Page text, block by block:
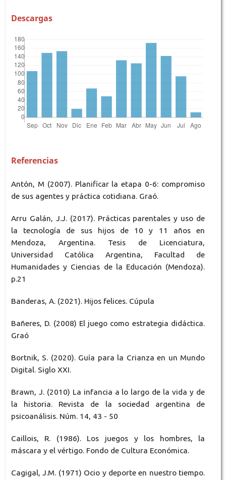
Descargas
Referencias
Antón, M (2007). Planificar la etapa 0-6: compromiso
de sus agentes y práctica cotidiana. Graó.
Arru Galán, J.J. (2017). Prácticas parentales y uso de
la tecnología de sus hijos de 10 y 11 años en
Mendoza, Argentina. Tesis de Licenciatura,
Universidad Católica Argentina, Facultad de
Humanidades y Ciencias de la Educación (Mendoza).
p.21
Banderas, A. (2021). Hijos felices. Cúpula
Bañeres, D. (2008) El juego como estrategia didáctica.
Graó
Bortnik, S. (2020). Guía para la Crianza en un Mundo
Digital. Siglo XXI.
Brawn, J. (2010) La infancia a lo largo de la vida y de
la historia. Revista de la sociedad argentina de
psicoanálisis. Núm. 14, 43 - 50
Caillois, R. (1986). Los juegos y los hombres, la
máscara y el vértigo. Fondo de Cultura Económica.
Cagigal, J.M. (1971) Ocio y deporte en nuestro tiempo.